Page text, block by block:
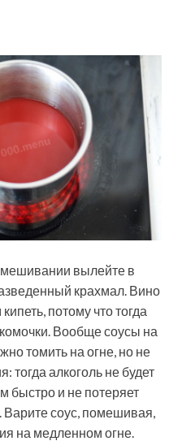
вылейте в
крахмал. Вино
потому что тогда
Вообще соусы на
томить на огне, но не
тогда алкоголь не будет
быстро и не потеряет
Варите соус, помешивая,
на медленном огне.